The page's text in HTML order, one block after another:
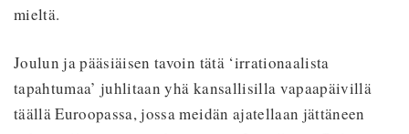
mieltä.
Joulun ja pääsiäisen tavoin tätä ‘irrationaalista
tapahtumaa’ juhlitaan yhä kansallisilla vapaapäivillä
täällä Euroopassa, jossa meidän ajatellaan jättäneen